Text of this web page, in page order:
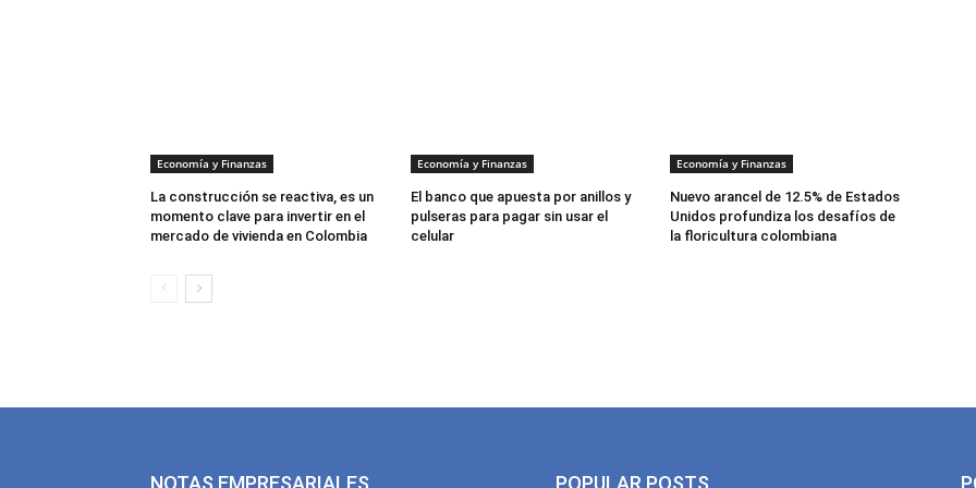
Economía y Finanzas
La construcción se reactiva, es un
momento clave para invertir en el
mercado de vivienda en Colombia
Economía y Finanzas
El banco que apuesta por anillos y
pulseras para pagar sin usar el
celular
Economía y Finanzas
Nuevo arancel de 12.5% de Estados
Unidos profundiza los desafíos de
la floricultura colombiana
NOTAS EMPRESARIALES POPULAR POSTS